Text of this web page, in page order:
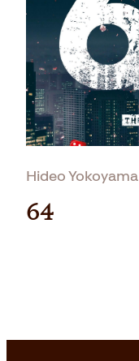
Hideo Yokoyama
64